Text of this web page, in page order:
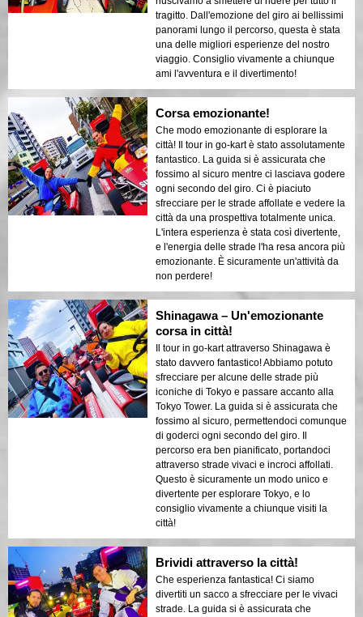
tragitto. Dall'emozione del giro ai bellissimi
panorami lungo il percorso, questa è stata
una delle migliori esperienze del nostro
viaggio. Consiglio vivamente a chiunque
ami l'avventura e il divertimento!
Corsa emozionante!
Che modo emozionante di esplorare la
città! Il tour in go-kart è stato assolutamente
fantastico. La guida si è assicurata che
fossimo al sicuro mentre ci lasciava godere
ogni secondo del giro. Ci è piaciuto
sfrecciare per le strade affollate e vedere la
città da una prospettiva totalmente unica.
L'intera esperienza è stata così divertente,
e l'energia delle strade l'ha resa ancora più
emozionante. È sicuramente un'attività da
non perdere!
Shinagawa – Un'emozionante
corsa in città!
Il tour in go-kart attraverso Shinagawa è
stato davvero fantastico! Abbiamo potuto
sfrecciare per alcune delle strade più
iconiche di Tokyo e passare accanto alla
Tokyo Tower. La guida si è assicurata che
fossimo al sicuro, permettendoci comunque
di goderci ogni secondo del giro. Il
percorso era ben pianificato, portandoci
attraverso strade vivaci e incroci affollati.
Questo è sicuramente un modo unico e
divertente per esplorare Tokyo, e lo
consiglio vivamente a chiunque visiti la
città!
Brividi attraverso la città!
Che esperienza fantastica! Ci siamo
divertiti un sacco a sfrecciare per le vivaci
strade. La guida si è assicurata che